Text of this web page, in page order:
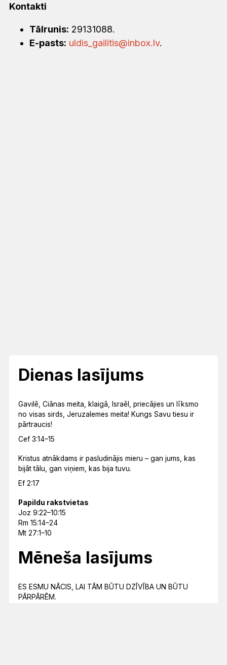
Kontakti
Tālrunis: 29131088.
E-pasts: uldis_gailitis@inbox.lv.
Dienas lasījums
Gavilē, Ciānas meita, klaigā, Israēl, priecājies un līksmo
no visas sirds, Jeruzalemes meita! Kungs Savu tiesu ir
pārtraucis!
Cef 3:14–15
Kristus atnākdams ir pasludinājis mieru – gan jums, kas
bijāt tālu, gan viņiem, kas bija tuvu.
Ef 2:17
Papildu rakstvietas
Joz 9:22–10:15
Rm 15:14–24
Mt 27:1–10
Mēneša lasījums
ES ESMU NĀCIS, LAI TĀM BŪTU DZĪVĪBA UN BŪTU
PĀRPĀRĒM.